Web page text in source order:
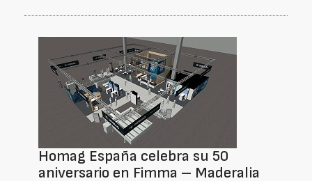
Homag España celebra su 50
aniversario en Fimma – Maderalia